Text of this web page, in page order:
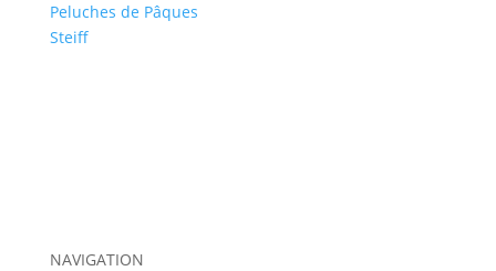
Peluches de Pâques
Steiff
NAVIGATION